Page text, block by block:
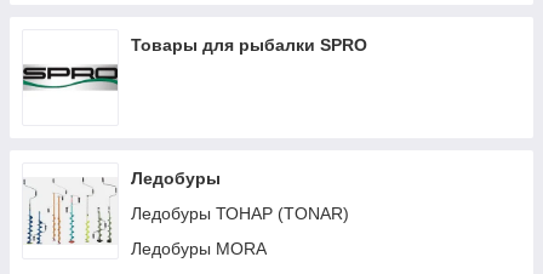
Товары для рыбалки SPRO
Ледобуры
Ледобуры ТОНАР (TONAR)
Ледобуры MORA